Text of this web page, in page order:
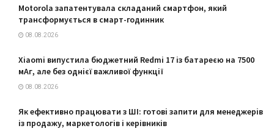
Motorola запатентувала складаний смартфон, який
трансформується в смарт-годинник
08.08.2026
Xiaomi випустила бюджетний Redmi 17 із батареєю на 7500
мАг, але без однієї важливої функції
08.08.2026
Як ефективно працювати з ШІ: готові запити для менеджерів
із продажу, маркетологів і керівників